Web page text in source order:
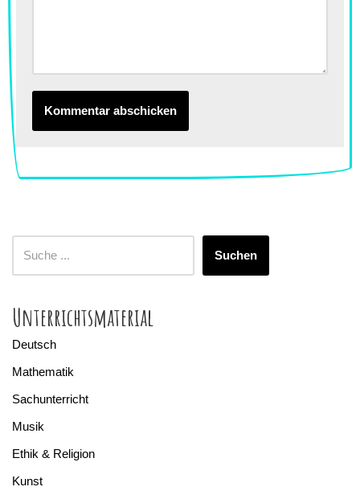
Suchen
Unterrichtsmaterial
Deutsch
Mathematik
Sachunterricht
Musik
Ethik & Religion
Kunst